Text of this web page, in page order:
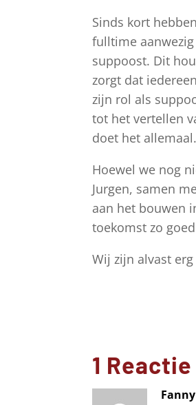
Sinds kort
fulltime
suppoost. Dit
zorgt dat
zijn rol als
tot het vertellen
doet het allemaal.
Hoewel we nog
Jurgen, samen
aan het bouwen
toekomst zo
Wij zijn alvast
1 Reactie